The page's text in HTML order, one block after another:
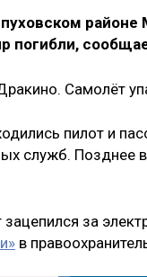
районе
погибли,
Самолёт
пилот и
служб. Позднее
за
в